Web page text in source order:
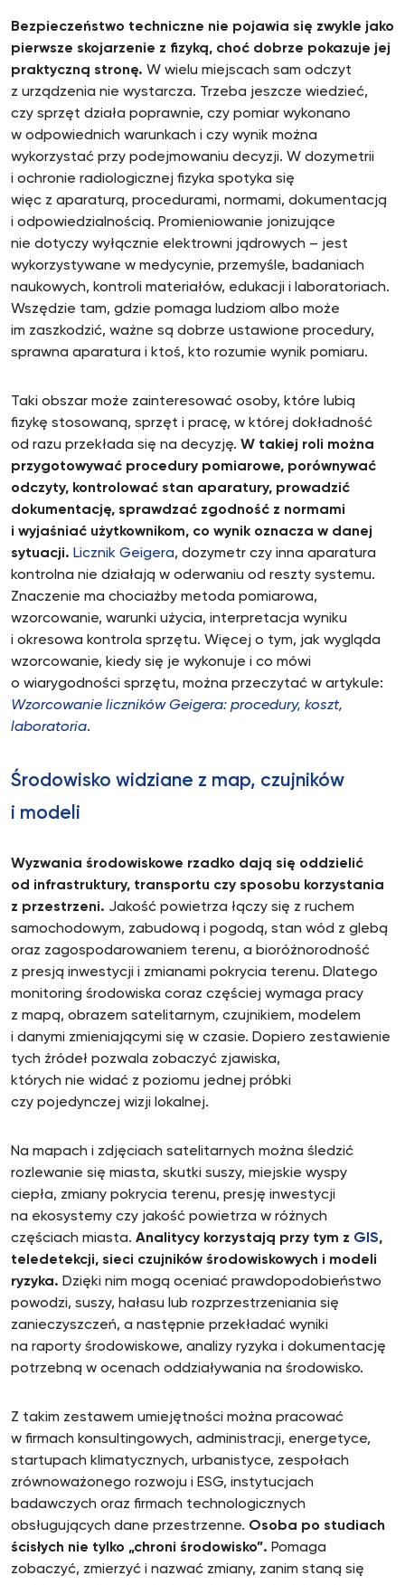
Bezpieczeństwo techniczne nie pojawia się zwykle jako
pierwsze skojarzenie z fizyką, choć dobrze pokazuje jej
praktyczną stronę. W wielu miejscach sam odczyt
z urządzenia nie wystarcza. Trzeba jeszcze wiedzieć,
czy sprzęt działa poprawnie, czy pomiar wykonano
w odpowiednich warunkach i czy wynik można
wykorzystać przy podejmowaniu decyzji. W dozymetrii
i ochronie radiologicznej fizyka spotyka się
więc z aparaturą, procedurami, normami, dokumentacją
i odpowiedzialnością. Promieniowanie jonizujące
nie dotyczy wyłącznie elektrowni jądrowych – jest
wykorzystywane w medycynie, przemyśle, badaniach
naukowych, kontroli materiałów, edukacji i laboratoriach.
Wszędzie tam, gdzie pomaga ludziom albo może
im zaszkodzić, ważne są dobrze ustawione procedury,
sprawna aparatura i ktoś, kto rozumie wynik pomiaru.
Taki obszar może zainteresować osoby, które lubią
fizykę stosowaną, sprzęt i pracę, w której dokładność
od razu przekłada się na decyzję. W takiej roli można
przygotowywać procedury pomiarowe, porównywać
odczyty, kontrolować stan aparatury, prowadzić
dokumentację, sprawdzać zgodność z normami
i wyjaśniać użytkownikom, co wynik oznacza w danej
sytuacji. Licznik Geigera, dozymetr czy inna aparatura
kontrolna nie działają w oderwaniu od reszty systemu.
Znaczenie ma chociażby metoda pomiarowa,
wzorcowanie, warunki użycia, interpretacja wyniku
i okresowa kontrola sprzętu. Więcej o tym, jak wygląda
wzorcowanie, kiedy się je wykonuje i co mówi
o wiarygodności sprzętu, można przeczytać w artykule:
Wzorcowanie liczników Geigera: procedury, koszt,
laboratoria.
Środowisko widziane z map, czujników
i modeli
Wyzwania środowiskowe rzadko dają się oddzielić
od infrastruktury, transportu czy sposobu korzystania
z przestrzeni. Jakość powietrza łączy się z ruchem
samochodowym, zabudową i pogodą, stan wód z glebą
oraz zagospodarowaniem terenu, a bioróżnorodność
z presją inwestycji i zmianami pokrycia terenu. Dlatego
monitoring środowiska coraz częściej wymaga pracy
z mapą, obrazem satelitarnym, czujnikiem, modelem
i danymi zmieniającymi się w czasie. Dopiero zestawienie
tych źródeł pozwala zobaczyć zjawiska,
których nie widać z poziomu jednej próbki
czy pojedynczej wizji lokalnej.
Na mapach i zdjęciach satelitarnych można śledzić
rozlewanie się miasta, skutki suszy, miejskie wyspy
ciepła, zmiany pokrycia terenu, presję inwestycji
na ekosystemy czy jakość powietrza w różnych
częściach miasta. Analitycy korzystają przy tym z GIS,
teledetekcji, sieci czujników środowiskowych i modeli
ryzyka. Dzięki nim mogą oceniać prawdopodobieństwo
powodzi, suszy, hałasu lub rozprzestrzeniania się
zanieczyszczeń, a następnie przekładać wyniki
na raporty środowiskowe, analizy ryzyka i dokumentację
potrzebną w ocenach oddziaływania na środowisko.
Z takim zestawem umiejętności można pracować
w firmach konsultingowych, administracji, energetyce,
startupach klimatycznych, urbanistyce, zespołach
zrównoważonego rozwoju i ESG, instytucjach
badawczych oraz firmach technologicznych
obsługujących dane przestrzenne. Osoba po studiach
ścisłych nie tylko „chroni środowisko”. Pomaga
zobaczyć, zmierzyć i nazwać zmiany, zanim staną się